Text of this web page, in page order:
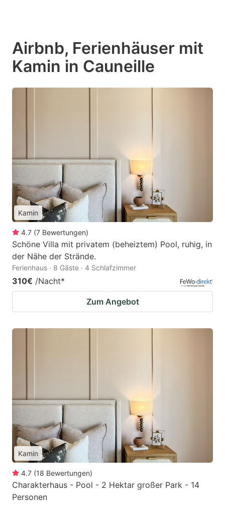
Airbnb, Ferienhäuser mit
Kamin in Cauneille
Kamin
4.7 (7 Bewertungen)
Schöne Villa mit privatem (beheiztem) Pool, ruhig, in
der Nähe der Strände.
Ferienhaus · 8 Gäste · 4 Schlafzimmer
310€ /Nacht*
Zum Angebot
Kamin
4.7 (18 Bewertungen)
Charakterhaus - Pool - 2 Hektar großer Park - 14
Personen